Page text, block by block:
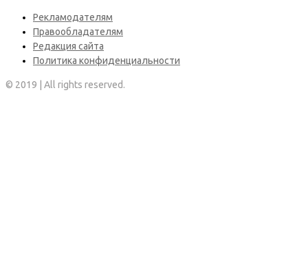
Рекламодателям
Правообладателям
Редакция сайта
Политика конфиденциальности
© 2019 | All rights reserved.